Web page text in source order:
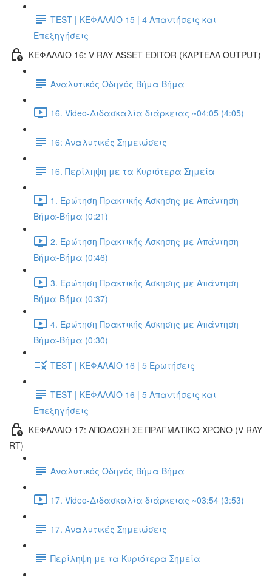
TEST | ΚΕΦΑΛΑΙΟ 15 | 4 Απαντήσεις και
Επεξηγήσεις
ΚΕΦΑΛΑΙΟ 16: V-RAY ASSET EDITOR (ΚΑΡΤΕΛΑ OUTPUT)
Αναλυτικός Οδηγός Βήμα Βήμα
16. Video-Διδασκαλία διάρκειας ~04:05 (4:05)
16: Αναλυτικές Σημειώσεις
16. Περίληψη με τα Κυριότερα Σημεία
1. Ερώτηση Πρακτικής Άσκησης με Απάντηση
Βήμα-Βήμα (0:21)
2. Ερώτηση Πρακτικής Άσκησης με Απάντηση
Βήμα-Βήμα (0:46)
3. Ερώτηση Πρακτικής Άσκησης με Απάντηση
Βήμα-Βήμα (0:37)
4. Ερώτηση Πρακτικής Άσκησης με Απάντηση
Βήμα-Βήμα (0:30)
TEST | ΚΕΦΑΛΑΙΟ 16 | 5 Ερωτήσεις
TEST | ΚΕΦΑΛΑΙΟ 16 | 5 Απαντήσεις και
Επεξηγήσεις
ΚΕΦΑΛΑΙΟ 17: ΑΠΟΔΟΣΗ ΣΕ ΠΡΑΓΜΑΤΙΚΟ ΧΡΟΝΟ (V-RAY
RT)
Αναλυτικός Οδηγός Βήμα Βήμα
17. Video-Διδασκαλία διάρκειας ~03:54 (3:53)
17. Αναλυτικές Σημειώσεις
Περίληψη με τα Κυριότερα Σημεία